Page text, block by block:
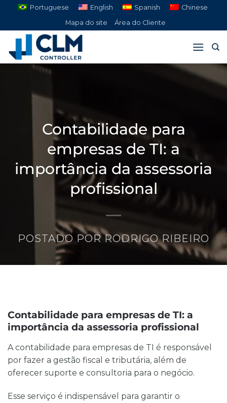
Pular
o
conteúdo
Portuguese English Spanish
Chinese
Mapa do site
Área do Cliente
Contabilidade para
empresas de TI: a
importância da assessoria
profissional
POSTADO PORRODRIGO RIBEIRO
Contabilidade para empresas de TI: a
importância da assessoria profissional
A contabilidade para empresas de TI é responsável
por fazer a gestão fiscal e tributária, além de
oferecer suporte e consultoria para o negócio.
Esse serviço é indispensável para garantir o